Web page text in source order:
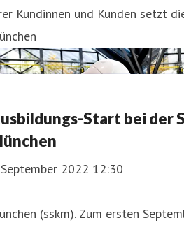
Kundinnen und Kunden setzt
Start bei der
2022 12:30
(sskm). Zum ersten